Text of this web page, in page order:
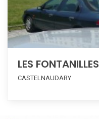
LES FONTANILLES
CASTELNAUDARY